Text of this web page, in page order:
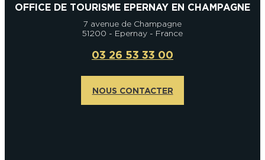
OFFICE DE TOURISME EPERNAY EN CHAMPAGNE
7 avenue de Champagne
51200 - Epernay - France
03 26 53 33 00
NOUS CONTACTER